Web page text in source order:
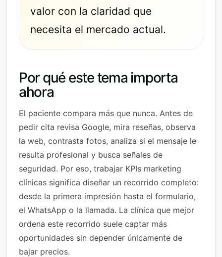
valor con la claridad que
necesita el mercado actual.
Por qué este tema importa
ahora
El paciente compara más que nunca. Antes de
pedir cita revisa Google, mira reseñas, observa
la web, contrasta fotos, analiza si el mensaje le
resulta profesional y busca señales de
seguridad. Por eso, trabajar KPIs marketing
clínicas significa diseñar un recorrido completo:
desde la primera impresión hasta el formulario,
el WhatsApp o la llamada. La clínica que mejor
ordena este recorrido suele captar más
oportunidades sin depender únicamente de
bajar precios.